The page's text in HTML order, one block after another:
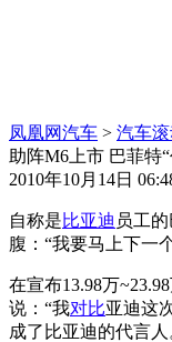
凤凰网汽车 > 汽车
助阵M6上市 巴菲特
2010年10月14日
自称是比亚迪 员工
腹：“我要马上下一
在宣布13.98万
说：“我对比亚迪这
成了比亚迪的代言人